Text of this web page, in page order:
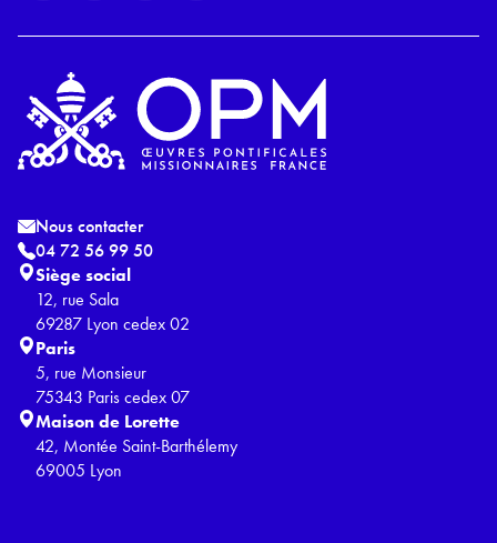
Nous contacter
04 72 56 99 50
Siège social
12, rue Sala
69287 Lyon cedex 02
Paris
5, rue Monsieur
75343 Paris cedex 07
Maison de Lorette
42, Montée Saint-Barthélemy
69005 Lyon